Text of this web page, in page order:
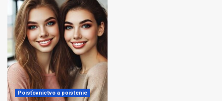
Poisťovníctvo a poistenie